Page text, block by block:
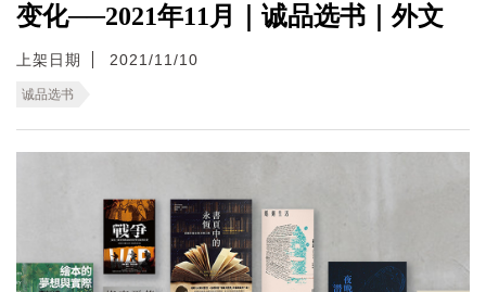
变化──2021年11月｜诚品选书｜外文
上架日期 2021/11/10
诚品选书